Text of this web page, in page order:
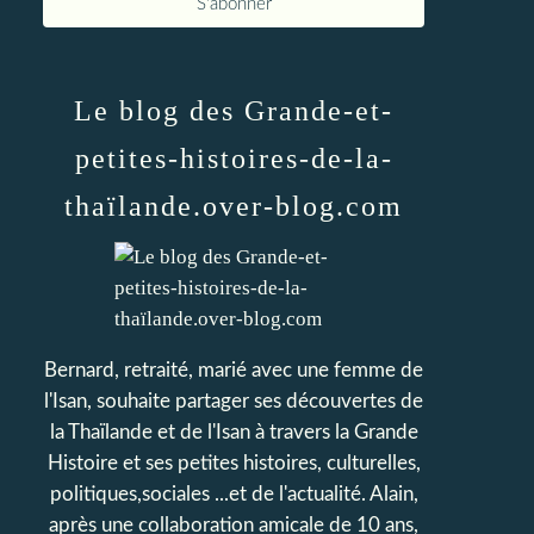
Le blog des Grande-et-
petites-histoires-de-la-
thaïlande.over-blog.com
Bernard, retraité, marié avec une femme de
l'Isan, souhaite partager ses découvertes de
la Thaïlande et de l'Isan à travers la Grande
Histoire et ses petites histoires, culturelles,
politiques,sociales ...et de l'actualité. Alain,
après une collaboration amicale de 10 ans,